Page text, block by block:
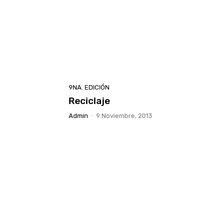
9NA. EDICIÓN
Reciclaje
Admin - 9 Noviembre, 2013